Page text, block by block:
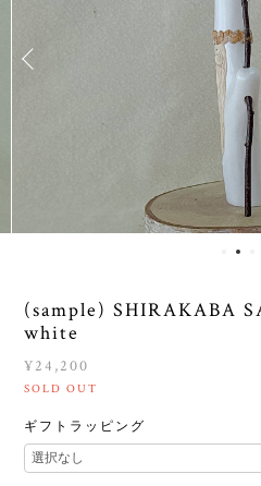
(sample) SHIRAKABA
white
¥24,200
SOLD OUT
ギフトラッピング